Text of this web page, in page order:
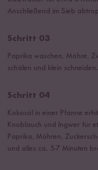
Anschließend im Sieb
Schritt 03
Paprika waschen. Möhre,
schälen und klein schneiden.
Schritt 04
Kokosöl in einer Pfanne
Knoblauch und Ingwer für
Paprika, Möhren,
und alles ca. 5-7 Minuten